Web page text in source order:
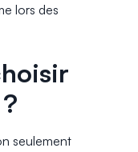
lors des
seulement